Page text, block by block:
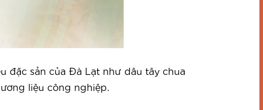
đặc sản của Đà Lạt như dâu tây chua
liệu công nghiệp.